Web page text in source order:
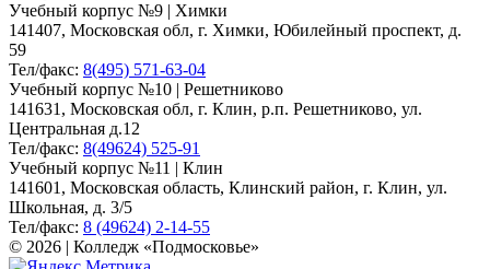
Учебный корпус №9 | Химки
141407, Московская обл, г. Химки, Юбилейный проспект, д.
59
Тел/факс: 8(495) 571-63-04
Учебный корпус №10 | Решетниково
141631, Московская обл, г. Клин, р.п. Решетниково, ул.
Центральная д.12
Тел/факс: 8(49624) 525-91
Учебный корпус №11 | Клин
141601, Московская область, Клинский район, г. Клин, ул.
Школьная, д. 3/5
Тел/факс: 8 (49624) 2-14-55
© 2026 | Колледж «Подмосковье»